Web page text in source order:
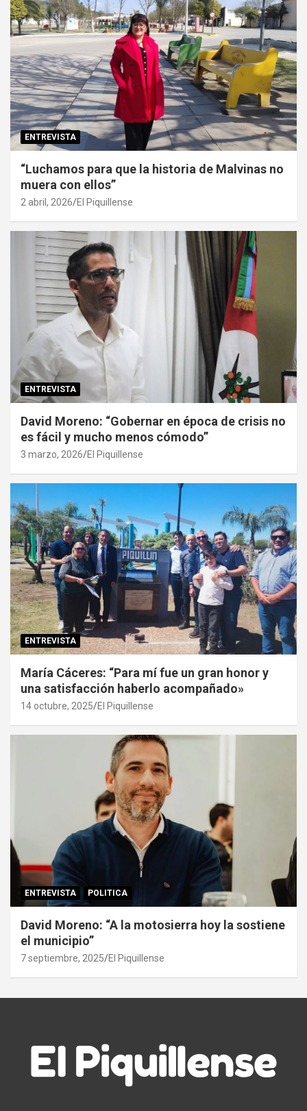
ENTREVISTA
“Luchamos para que la historia de Malvinas no
muera con ellos”
2 abril, 2026 El Piquillense
ENTREVISTA
David Moreno: “Gobernar en época de crisis no
es fácil y mucho menos cómodo”
3 marzo, 2026 El Piquillense
ENTREVISTA
María Cáceres: “Para mí fue un gran honor y
una satisfacción haberlo acompañado»
14 octubre, 2025 El Piquillense
ENTREVISTA POLITICA
David Moreno: “A la motosierra hoy la sostiene
el municipio”
7 septiembre, 2025 El Piquillense